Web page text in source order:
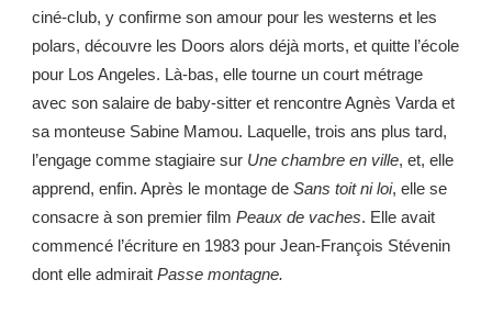
ciné-club, y confirme son amour pour les westerns et les
polars, découvre les Doors alors déjà morts, et quitte l’école
pour Los Angeles. Là-bas, elle tourne un court métrage
avec son salaire de baby-sitter et rencontre Agnès Varda et
sa monteuse Sabine Mamou. Laquelle, trois ans plus tard,
l’engage comme stagiaire sur Une chambre en ville, et, elle
apprend, enfin. Après le montage de Sans toit ni loi, elle se
consacre à son premier film Peaux de vaches. Elle avait
commencé l’écriture en 1983 pour Jean-François Stévenin
dont elle admirait Passe montagne.